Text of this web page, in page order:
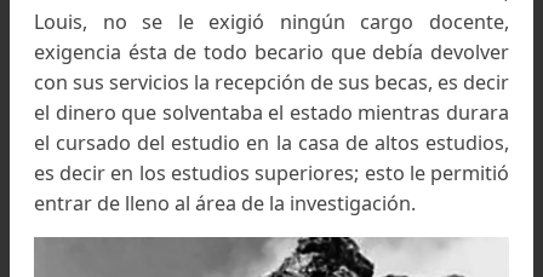
pagar el alojamiento, comida, calefacción y
de lavandería, pero las condiciones del lugar
bastante deplorables y tenía que hacer
cálculos para que le alcanzara para
necesidades básicas.
A mediados de 1943, Louis, fue citado por parte
reubicado, logrando un certificado de